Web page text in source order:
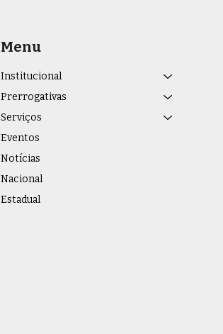
Menu
Institucional
Prerrogativas
Serviços
Eventos
Notícias
Nacional
Estadual